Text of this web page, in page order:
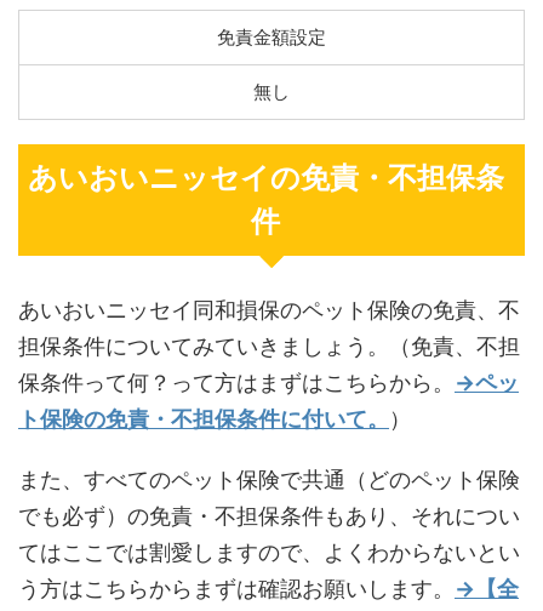
免責金額設定
無し
あいおいニッセイの免責・不担保条
件
あいおいニッセイ同和損保のペット保険の免責、不
担保条件についてみていきましょう。（免責、不担
保条件って何？って方はまずはこちらから。 →ペッ
ト保険の免責・不担保条件に付いて。
）
また、すべてのペット保険で共通（どのペット保険
でも必ず）の免責・不担保条件もあり、それについ
てはここでは割愛しますので、よくわからないとい
う方はこちらからまずは確認お願いします。 →【全